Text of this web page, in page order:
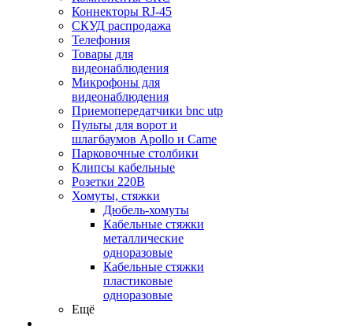
Коннекторы RJ-45
СКУД распродажа
Телефония
Товары для
видеонаблюдения
Микрофоны для
видеонаблюдения
Приемопередатчики bnc utp
Пульты для ворот и
шлагбаумов Apollo и Came
Парковочные столбики
Клипсы кабельные
Розетки 220В
Хомуты, стяжки
Дюбель-хомуты
Кабельные стяжки
металлические
одноразовые
Кабельные стяжки
пластиковые
одноразовые
Ещё